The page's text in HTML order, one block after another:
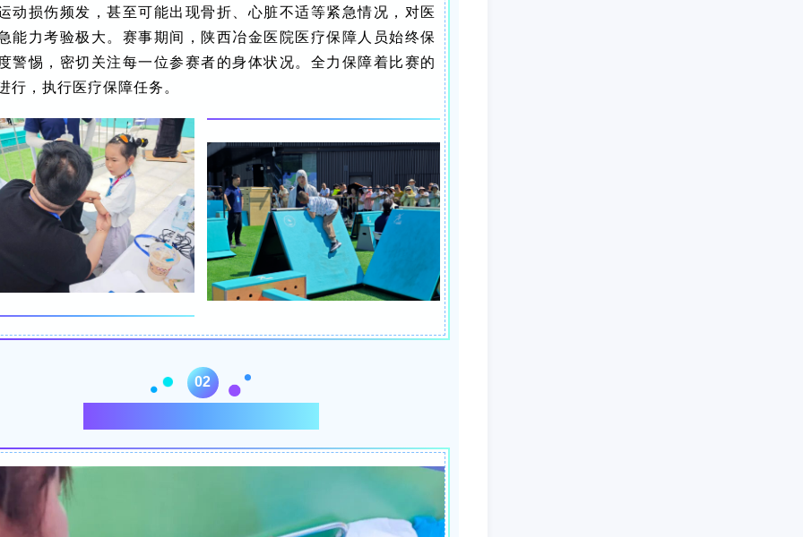
动损伤频发，甚至可能出现骨折、心脏不适等紧急情况，对医
能力考验极大。赛事期间， 陕西冶金医院 医疗保障人员始终保
警惕，密切关注每一位参赛者的身体状况。全力保障着比赛的
行，执行医疗保障任务。
02